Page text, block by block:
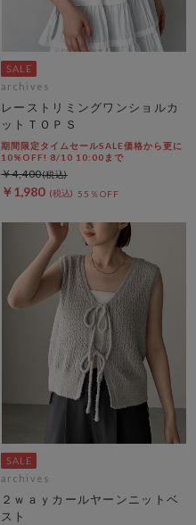
archives
レーストリミングワンショルカ
ットＴＯＰＳ
期間限定タイムセールSALE価格から更に
10%OFF! 8/10 10:00まで
￥1,980 55％OFF
￥4,400
archives
２ｗａｙカールヤーンニットベ
スト